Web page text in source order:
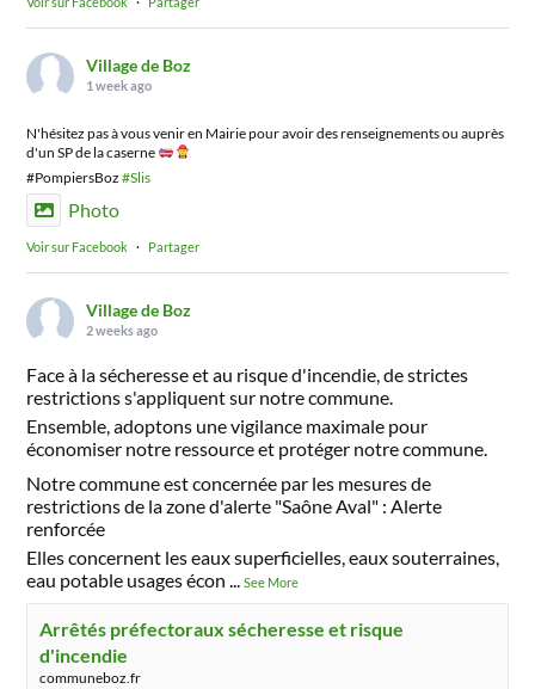
Village de Boz
1 week ago
N'hésitez pas à vous venir en Mairie pour avoir des renseignements ou auprès
d'un SP de la caserne
#PompiersBoz#Slis
Photo
Voir sur Facebook · Partager
Village de Boz
2 weeks ago
Face à la sécheresse et au risque d'incendie, de strictes
restrictions s'appliquent sur notre commune.
Ensemble, adoptons une vigilance maximale pour
économiser notre ressource et protéger notre commune.
Notre commune est concernée par les mesures de
restrictions de la zone d'alerte "Saône Aval" : Alerte
renforcée
Elles concernent les eaux superficielles, eaux souterraines,
eau potable usages écon ...See More
Arrêtés préfectoraux sécheresse et risque
d'incendie
communeboz.fr